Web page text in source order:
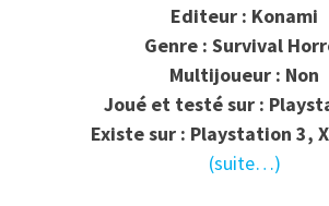
Editeur : Konami
Genre : Survival
Multijoueur : Non
Joué et testé sur :
Existe sur : Playstation 3,
(suite…)